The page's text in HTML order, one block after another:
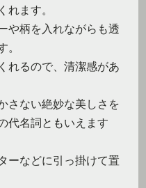
ます。
や柄を入れながらも透
れるので、清潔感があ
さない絶妙な美しさを
代名詞ともいえます
ーなどに引っ掛けて置